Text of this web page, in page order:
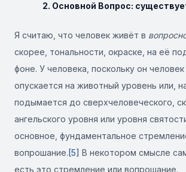
2. Основной Вопрос:
Я считаю, что человек живёт в
скорее, тональности, окраске, на её
фоне. У человека, поскольку он человек
опускается на животный уровень или,
подымается до сверхчеловеческого,
ангельского уровня или уровня
основное, фундаментальное
вопрошание. [5] В некотором смысле
есть это стремление или вопрошание.